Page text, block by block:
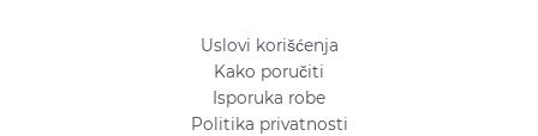
Uslovi korišćenja
Kako poručiti
Isporuka robe
Politika privatnosti